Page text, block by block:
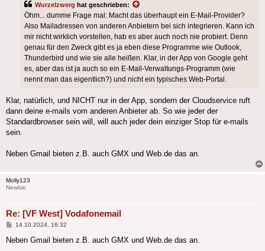
Wurzelzwerg hat geschrieben:
Öhm... dumme Frage mal: Macht das überhaupt ein E-Mail-Provider?
Also Mailadressen von anderen Anbietern bei sich integrieren. Kann ich
mir nicht wirklich vorstellen, hab es aber auch noch nie probiert. Denn
genau für den Zweck gibt es ja eben diese Programme wie Outlook,
Thunderbird und wie sie alle heißen. Klar, in der App von Google geht
es, aber das ist ja auch so ein E-Mail-Verwaltungs-Programm (wie
nennt man das eigentlich?) und nicht ein typisches Web-Portal.
Klar, natürlich, und NICHT nur in der App, sondern der Cloudservice ruft
dann deine e-mails vom anderen Anbieter ab. So wie jeder der
Standardbrowser sein will, will auch jeder dein einziger Stop für e-mails
sein.
Neben Gmail bieten z.B. auch GMX und Web.de das an.
Molly123
Newbie
Re: [VF West] Vodafonemail
Beitrag
14.10.2024, 16:32
Neben Gmail bieten z.B. auch GMX und Web.de das an.